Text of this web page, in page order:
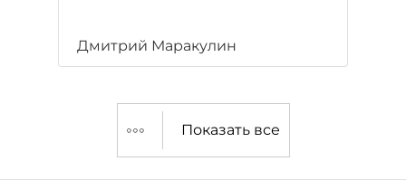
Дмитрий Маракулин
Показать все